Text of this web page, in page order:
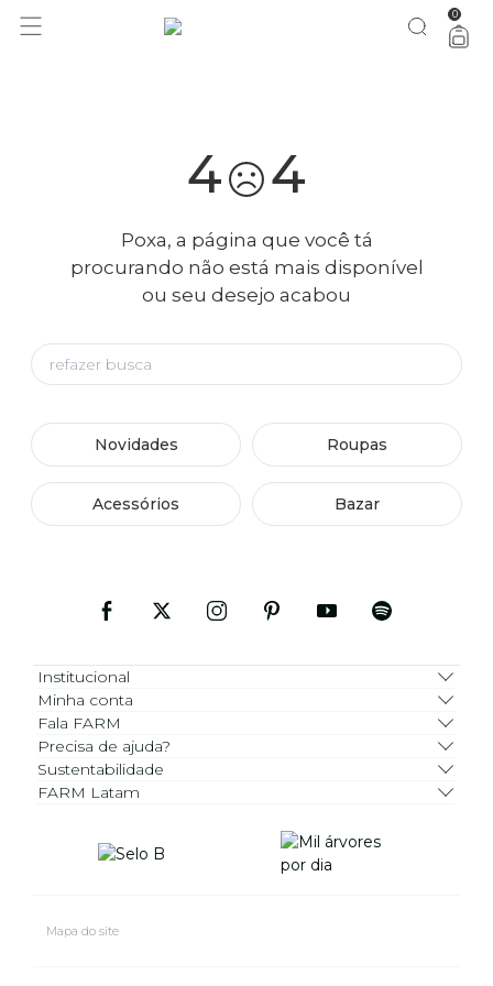
você merece 30% OFF pra comemorar com a gente aproveita! 0
4 4
Poxa, a página que você tá
procurando não está mais disponível
ou seu desejo acabou
Novidades Roupas
Acessórios Bazar
Institucional
Minha conta
Fala FARM
Precisa de ajuda?
Sustentabilidade
FARM Latam
Mapa do site